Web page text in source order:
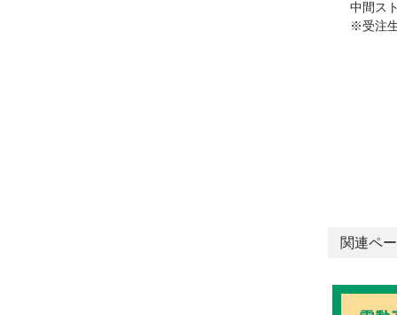
中間ス
※受注
関連ペ